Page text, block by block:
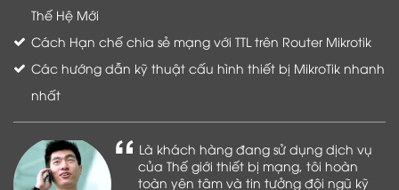
Thế Hệ Mới
Cách Hạn chế chia sẻ mạng với TTL trên Router Mikrotik
Các hướng dẫn kỹ thuật cấu hình thiết bị MikroTik nhanh
nhất
Là khách hàng đang sử dụng dịch vụ
của Thế giới thiết bị mạng, tôi hoàn
toàn yên tâm và tin tưởng đội ngũ kỹ